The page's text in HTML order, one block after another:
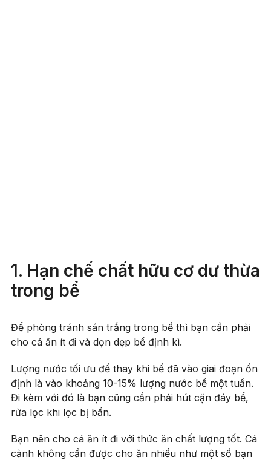
1. Hạn chế chất hữu cơ dư thừa
trong bể
Để phòng tránh sán trắng trong bể thì bạn cần phải
cho cá ăn ít đi và dọn dẹp bể định kì.
Lượng nước tối ưu để thay khi bể đã vào giai đoạn ổn
định là vào khoảng 10-15% lượng nước bể một tuần.
Đi kèm với đó là bạn cũng cần phải hút cặn đáy bể,
rửa lọc khi lọc bị bẩn.
Bạn nên cho cá ăn ít đi với thức ăn chất lượng tốt. Cá
cảnh không cần được cho ăn nhiều như một số bạn